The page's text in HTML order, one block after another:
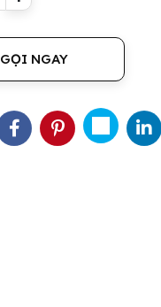
GỌI NGAY